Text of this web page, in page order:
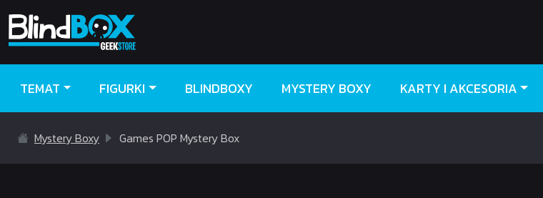
TEMAT FIGURKI BLINDBOXY MYSTERY BOXY KARTY I AKCESORIA
Mystery Boxy Games POP Mystery Box